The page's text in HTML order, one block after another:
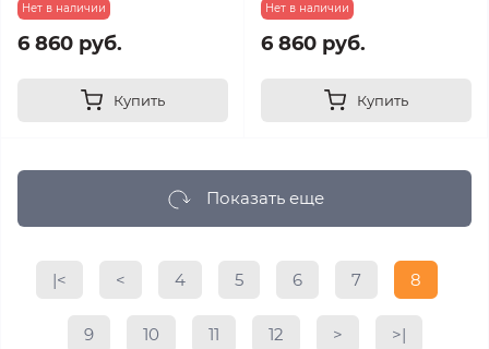
Нет в наличии
6 860 руб.
Купить
Нет в наличии
6 860 руб.
Купить
Показать еще
|< < 4 5 6 7 8
9 10 11 12 > >|